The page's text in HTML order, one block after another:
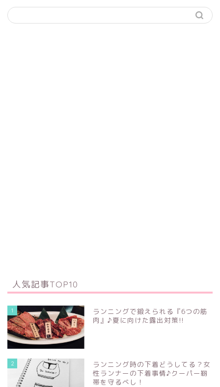
人気記事TOP10
1
ランニングで鍛えられる『6つの筋
肉』♪夏に向けた露出対策!!
2
ランニング時の下着どうしてる？女
性ランナーの下着事情♪クーパー靭
帯を守るべし！